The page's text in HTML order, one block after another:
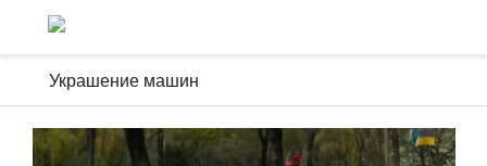
Украшение машин